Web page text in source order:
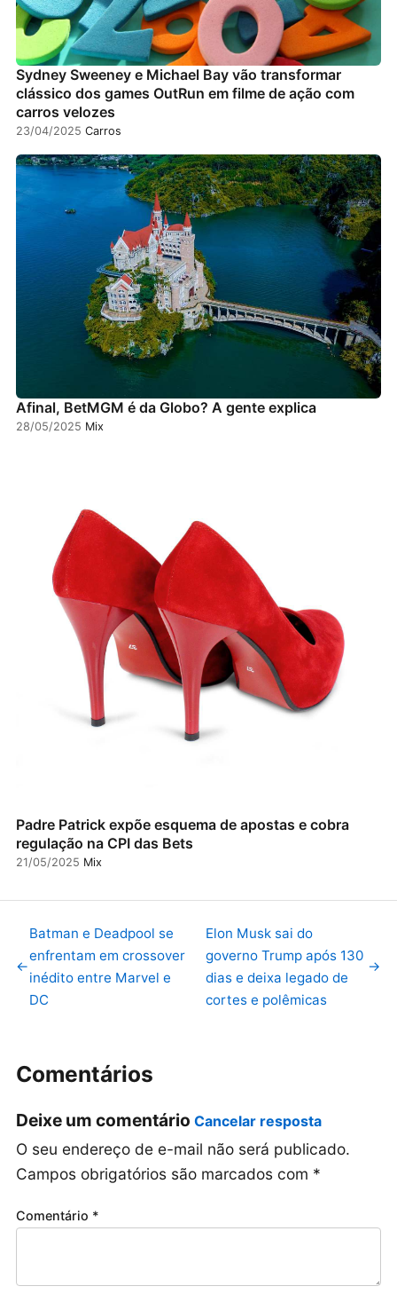
Sydney Sweeney e Michael Bay vão transformar
clássico dos games OutRun em filme de ação com
carros velozes
23/04/2025 Carros
Afinal, BetMGM é da Globo? A gente explica
28/05/2025 Mix
Padre Patrick expõe esquema de apostas e cobra
regulação na CPI das Bets
21/05/2025 Mix
←
Batman e Deadpool se
enfrentam em crossover
inédito entre Marvel e
DC
Elon Musk sai do
governo Trump após 130
dias e deixa legado de
cortes e polêmicas
→
Comentários
Deixe um comentário Cancelar resposta
O seu endereço de e-mail não será publicado.
Campos obrigatórios são marcados com *
Comentário *